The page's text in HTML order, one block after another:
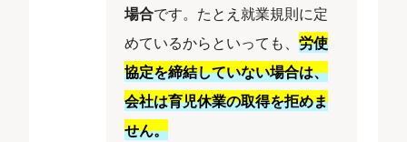
場合です。たとえ就業規則に定
めているからといっても、労使
協定を締結していない場合は、
会社は育児休業の取得を拒めま
せん。